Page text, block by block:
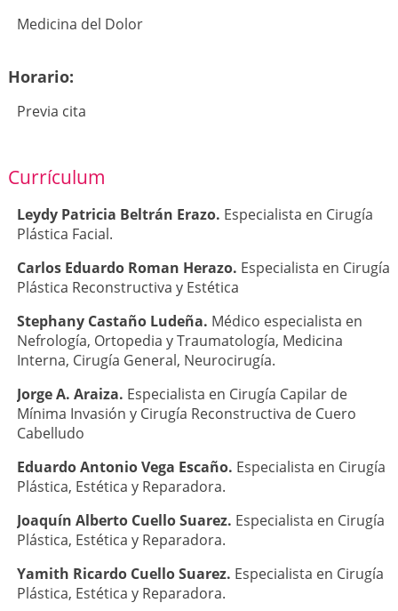
Medicina del Dolor
Horario:
Previa cita
Currículum
Leydy Patricia Beltrán Erazo. Especialista en Cirugía
Plástica Facial.
Carlos Eduardo Roman Herazo. Especialista en Cirugía
Plástica Reconstructiva y Estética
Stephany Castaño Ludeña. Médico especialista en
Nefrología, Ortopedia y Traumatología, Medicina
Interna, Cirugía General, Neurocirugía.
Jorge A. Araiza. Especialista en Cirugía Capilar de
Mínima Invasión y Cirugía Reconstructiva de Cuero
Cabelludo
Eduardo Antonio Vega Escaño. Especialista en Cirugía
Plástica, Estética y Reparadora.
Joaquín Alberto Cuello Suarez. Especialista en Cirugía
Plástica, Estética y Reparadora.
Yamith Ricardo Cuello Suarez. Especialista en Cirugía
Plástica, Estética y Reparadora.